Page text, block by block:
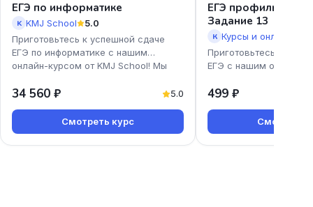
ЕГЭ по информатике
K KMJ School
5.0
Приготовьтесь к успешной сдаче
ЕГЭ по информатике с нашим
онлайн-курсом от KMJ School! Мы
34 560 ₽ 5.0
Смотреть курс
ЕГЭ профиль.
Задание 13
К
Приготовьтесь к
ЕГЭ с нашим онлайн-
Екатерины
499 ₽
Смотреть